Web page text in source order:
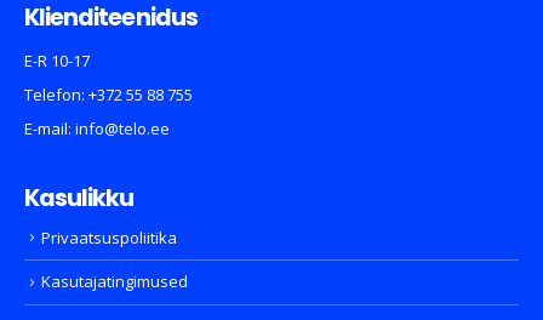
Klienditeenidus
E-R 10-17
Telefon: +372 55 88 755
E-mail: info@telo.ee
Kasulikku
Privaatsuspoliitika
Kasutajatingimused